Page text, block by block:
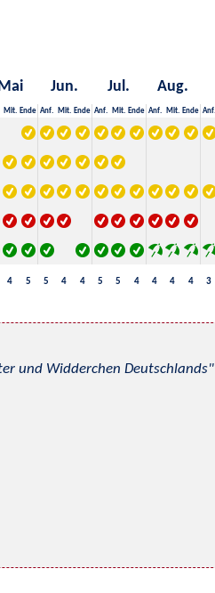
Mai Jun. Jul. Aug.
Mit. Ende Anf. Mit. Ende Anf. Mit. Ende Anf. Mit. Ende Anf.
4 5 5 4 4 5 5 4 4 4 4 3
und Widderchen Deutschlands